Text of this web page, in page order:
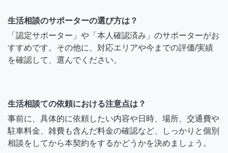
生活相談のサポーターの選び方は？
「認定サポーター」や「本人確認済み」のサポーターがお
すすめです。その他に、対応エリアや今までの評価/実績
を確認して、選んでください。
生活相談ての依頼における注意点は？
事前に、具体的に依頼したい内容や日時、場所、交通費や
駐車料金、雑費も含んだ料金の確認など、しっかりと個別
相談をしてから本契約をするかどうかを決めましょう。